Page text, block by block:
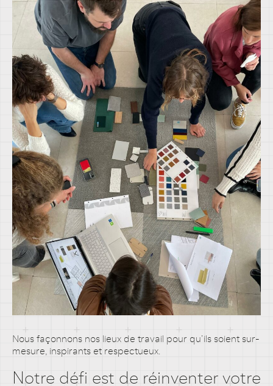
Nous façonnons nos lieux de travail pour qu’ils soient sur-
mesure, inspirants et respectueux.
Notre défi est de réinventer votre